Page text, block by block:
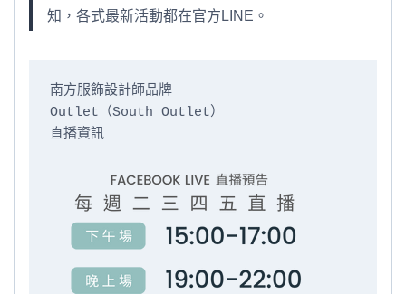
知，各式最新活動都在官方LINE。
南方服飾設計師品牌
Outlet（South Outlet）
直播資訊